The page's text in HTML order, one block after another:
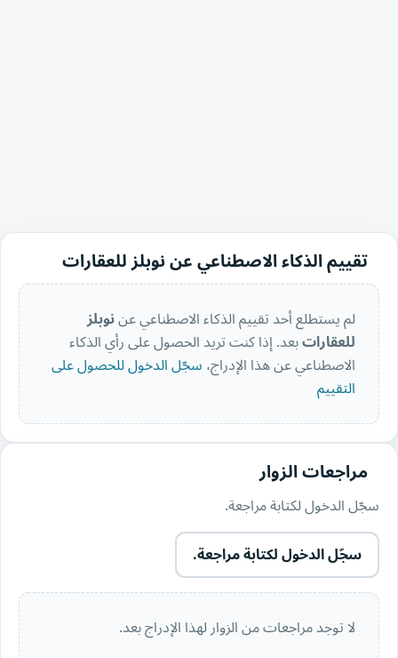
تقييم الذكاء الاصطناعي عن نوبلز للعقارات
لم يستطلع أحد تقييم الذكاء الاصطناعي عننوبلز
للعقاراتبعد. إذا كنت تريد الحصول على رأي الذكاء
الاصطناعي عن هذا الإدراج،سجّل الدخول للحصول على
التقييم
مراجعات الزوار
سجّل الدخول لكتابة مراجعة.
سجّل الدخول لكتابة مراجعة.
لا توجد مراجعات من الزوار لهذا الإدراج بعد.